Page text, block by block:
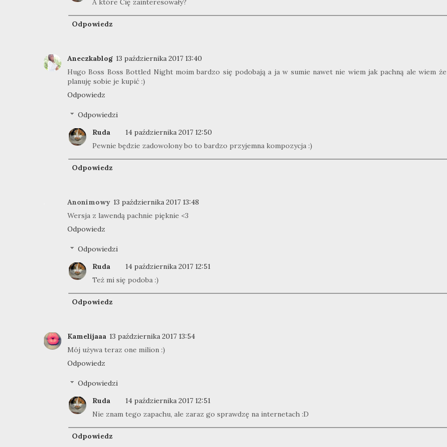
A które Cię zainteresowały?
Odpowiedz
Aneczkablog 13 października 2017 13:40
Hugo Boss Boss Bottled Night moim bardzo się podobają a ja w sumie nawet nie wiem jak pachną ale wiem
planuję sobie je kupić :)
Odpowiedz
Odpowiedzi
Ruda
14 października 2017 12:50
Pewnie będzie zadowolony bo to bardzo przyjemna kompozycja :)
Odpowiedz
Anonimowy 13 października 2017 13:48
Wersja z lawendą pachnie pięknie <3
Odpowiedz
Odpowiedzi
Ruda
14 października 2017 12:51
Też mi się podoba :)
Odpowiedz
Kamelijaaa 13 października 2017 13:54
Mój używa teraz one milion :)
Odpowiedz
Odpowiedzi
Ruda
14 października 2017 12:51
Nie znam tego zapachu, ale zaraz go sprawdzę na internetach :D
Odpowiedz